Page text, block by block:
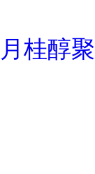
月桂醇